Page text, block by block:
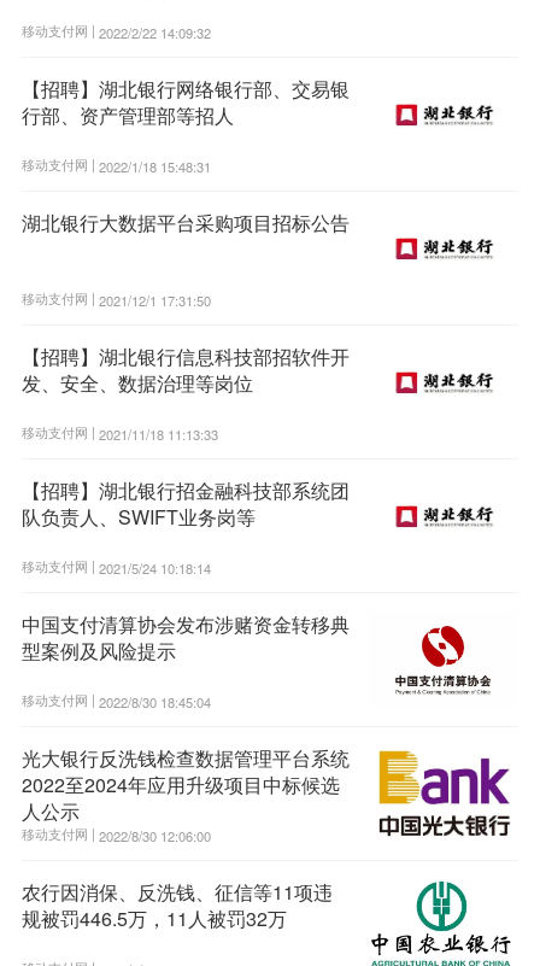
移动支付网 | 2022/2/22 14:09:32
【招聘】湖北银行网络银行部、交易银
行部、资产管理部等招人
移动支付网 | 2022/1/18 15:48:31
湖北银行大数据平台采购项目招标公告
移动支付网 | 2021/12/1 17:31:50
【招聘】湖北银行信息科技部招软件开
发、安全、数据治理等岗位
移动支付网 | 2021/11/18 11:13:33
【招聘】湖北银行招金融科技部系统团
队负责人、SWIFT业务岗等
移动支付网 | 2021/5/24 10:18:14
中国支付清算协会发布涉赌资金转移典
型案例及风险提示
移动支付网 | 2022/8/30 18:45:04
光大银行反洗钱检查数据管理平台系统
2022至2024年应用升级项目中标候选
人公示
移动支付网 | 2022/8/30 12:06:00
农行因消保、反洗钱、征信等11项违
规被罚446.5万，11人被罚32万